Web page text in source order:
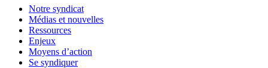
Notre syndicat
Médias et nouvelles
Ressources
Enjeux
Moyens d’action
Se syndiquer